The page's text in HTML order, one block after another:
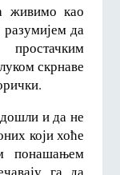
живимо као
да
скрнаве
и да не
који хоће
понашањем
га да